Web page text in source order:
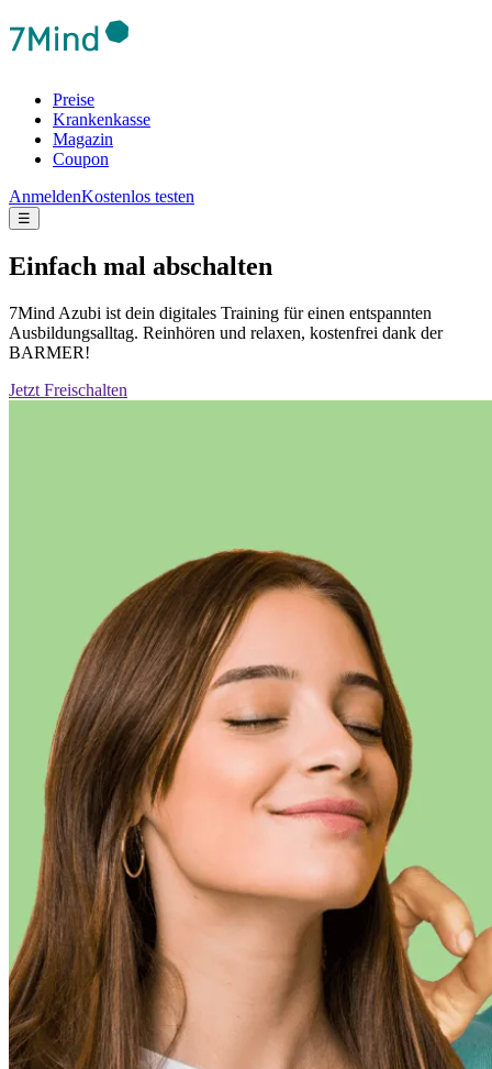
Preise
Krankenkasse
Magazin
Coupon
AnmeldenKostenlos testen
☰
Einfach mal abschalten
7Mind Azubi ist dein digitales Training für einen entspannten
Ausbildungsalltag. Reinhören und relaxen, kostenfrei dank der
BARMER!
Jetzt Freischalten